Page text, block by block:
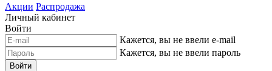
Акции Распродажа
Личный кабинет
Войти
Кажется, вы не ввели e-mail
Кажется, вы не ввели пароль
Войти